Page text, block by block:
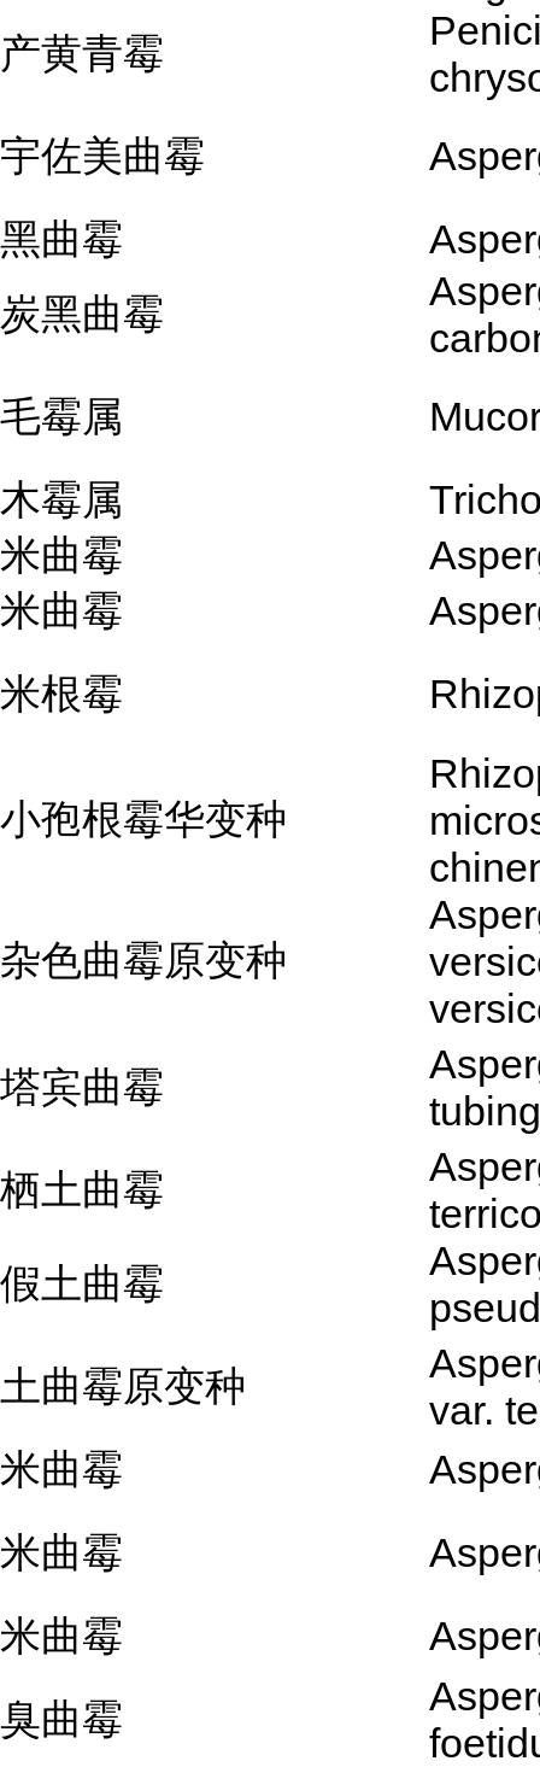
产黄青霉
宇佐美曲霉
黑曲霉
炭黑曲霉
毛霉属
木霉属
米曲霉
米曲霉
米根霉
小孢根霉华变种
杂色曲霉原变种
塔宾曲霉
栖土曲霉
假土曲霉
土曲霉原变种
var.
米曲霉
米曲霉
米曲霉
臭曲霉